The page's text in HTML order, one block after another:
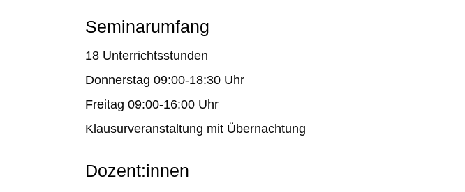
Seminarumfang
18 Unterrichtsstunden
Donnerstag 09:00-18:30 Uhr
Freitag 09:00-16:00 Uhr
Klausurveranstaltung mit Übernachtung
Dozent:innen